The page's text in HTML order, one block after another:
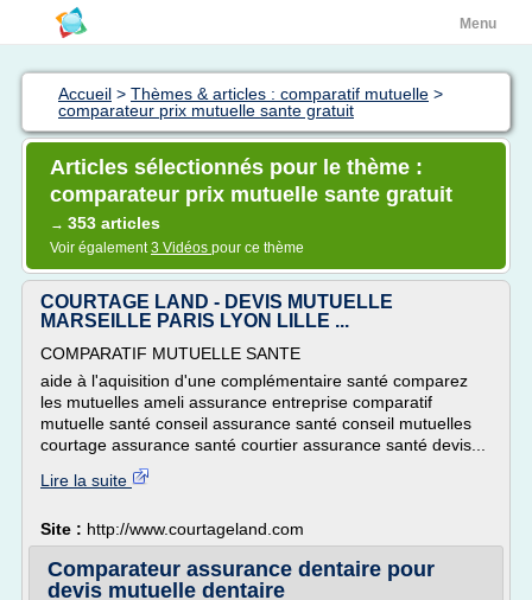
Menu
Accueil > Thèmes & articles : comparatif mutuelle >
comparateur prix mutuelle sante gratuit
Articles sélectionnés pour le thème :
comparateur prix mutuelle sante gratuit
→ 353 articles
Voir également3 Vidéos pour ce thème
COURTAGE LAND - DEVIS MUTUELLE
MARSEILLE PARIS LYON LILLE ...
COMPARATIF MUTUELLE SANTE
aide à l'aquisition d'une complémentaire santé comparez
les mutuelles ameli assurance entreprise comparatif
mutuelle santé conseil assurance santé conseil mutuelles
courtage assurance santé courtier assurance santé devis...
Lire la suite
Site : http://www.courtageland.com
Comparateur assurance dentaire pour
devis mutuelle dentaire